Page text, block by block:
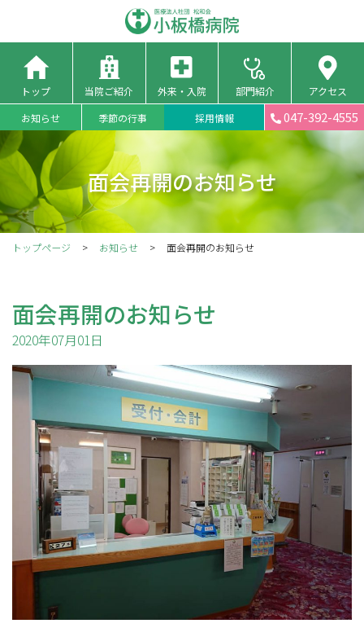
トップ 当院ご紹介 外来・入院 部門紹介
アクセス
お知らせ
季節の行事 採用情報 047-392-4555
面会再開のお知らせ
トップページ お知らせ 面会再開のお知らせ
面会再開のお知らせ
2020年07月01日